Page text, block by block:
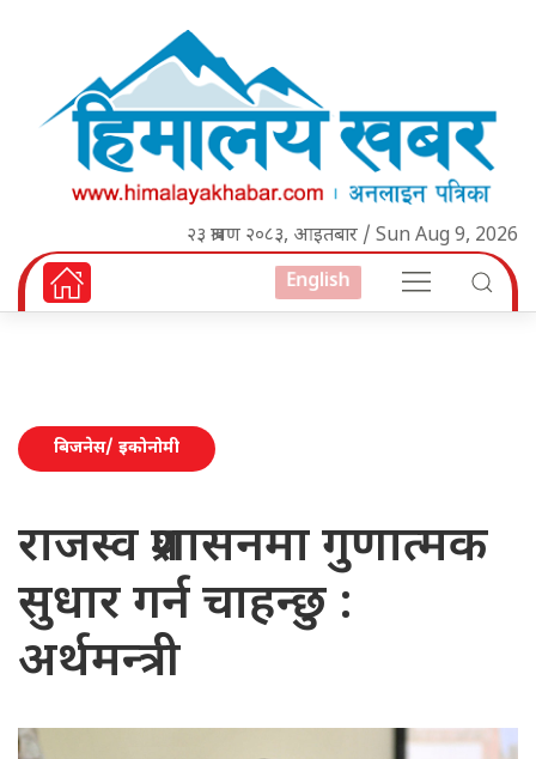
२३ श्रावण २०८३, आइतबार / Sun Aug 9, 2026
English
बिजनेस/ इकोनोमी
राजस्व प्रशासनमा गुणात्मक
सुधार गर्न चाहन्छु :
अर्थमन्त्री